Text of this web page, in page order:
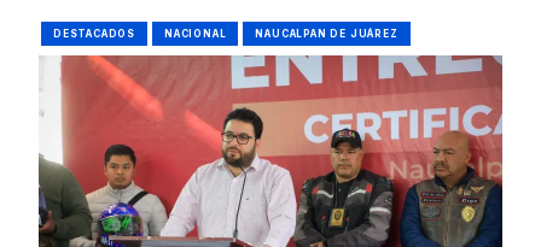
DESTACADOS NACIONAL NAUCALPAN DE JUÁREZ